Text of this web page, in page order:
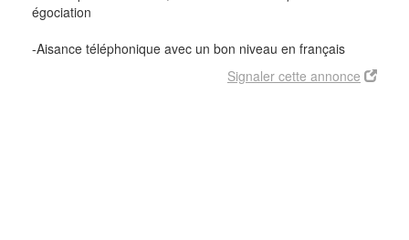
égociation
-Aisance téléphonique avec un bon niveau en français
Signaler cette annonce